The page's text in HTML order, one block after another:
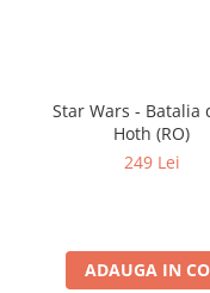
Star Wars - Batalia
Hoth (RO)
249 Lei
ADAUGA IN